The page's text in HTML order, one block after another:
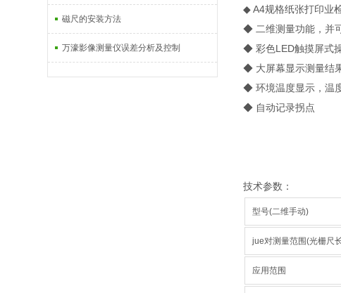
磁尺的安装方法
万濠影像测量仪误差分析及控制
◆ A4规格纸张打印业
◆ 二维测量功能，并
◆ 彩色LED触摸屏式
◆ 大屏幕显示测量结
◆ 环境温度显示，温
◆ 自动记录拐点
技术参数：
型号(二维手动)
jue对测量范围(光栅尺
应用范围